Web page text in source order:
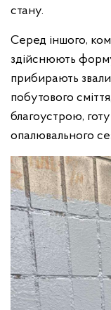
стану.
Серед іншого,
здійснюють
прибирають
побутового
благоустрою,
опалювального